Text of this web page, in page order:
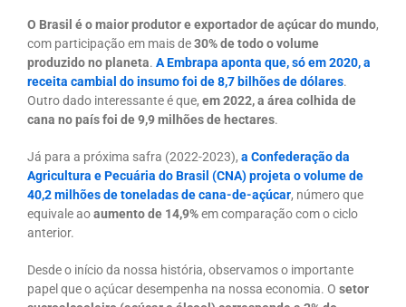
O Brasil é o maior produtor e exportador de açúcar do mundo,
com participação em mais de30% de todo o volume
produzido no planeta. A Embrapa aponta que, só em 2020, a
receita cambial do insumo foi de 8,7 bilhões de dólares.
Outro dado interessante é que, em 2022, a área colhida de
cana no país foi de 9,9 milhões de hectares.
Já para a próxima safra (2022-2023), a Confederação da
Agricultura e Pecuária do Brasil (CNA) projeta o volume de
40,2 milhões de toneladas de cana-de-açúcar, número que
equivale aoaumento de 14,9%em comparação com o ciclo
anterior.
Desde o início da nossa história, observamos o importante
papel que o açúcar desempenha na nossa economia. O setor